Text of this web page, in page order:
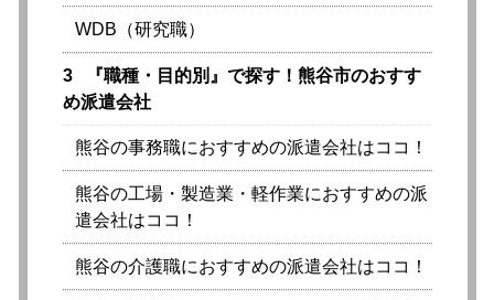
WDB（研究職）
3
『職種・目的別』で探す！熊谷市のおすす
め派遣会社
熊谷の事務職におすすめの派遣会社はココ！
熊谷の工場・製造業・軽作業におすすめの派
遣会社はココ！
熊谷の介護職におすすめの派遣会社はココ！